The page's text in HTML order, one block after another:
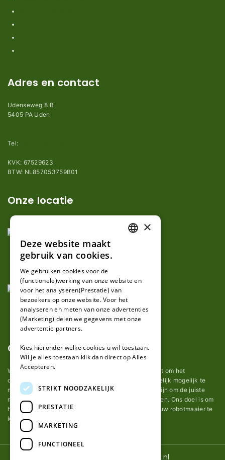
Adres en contact
Udenseweg 8 B
5405 PA Uden
Tel:
KVK: 67529623
BTW: NL857053759B01
Onze locatie
Over ons
Wij van robotmaaier-mesjes.nl doen ons uiterste best om het
onderhoud van robot grasmaaier mesjes zo gemakkelijk mogelijk te
maken. Uit ervaring merkten we hoe lastig het kan zijn om de juiste
messen voor een automatische grasmachine te vinden. Ons doel is om
het u makkelijk te maken om de goede mesjes voor uw robotmaaier te
kopen.
© 2026 Robotmaaier-mesjes.nl
GERMAN
×
Deze website maakt
gebruik van cookies.
We gebruiken cookies voor de
(functionele)werking van onze website en
voor het analyseren(Prestatie) van
bezoekers op onze website. Voor het
analyseren en meten van onze advertenties
(Marketing) delen we gegevens met onze
advertentie partners.
Kies hieronder welke cookies u wil toestaan.
Wil je alles toestaan klik dan direct op Alles
Accepteren.
STRIKT NOODZAKELIJK
PRESTATIE
MARKETING
FUNCTIONEEL